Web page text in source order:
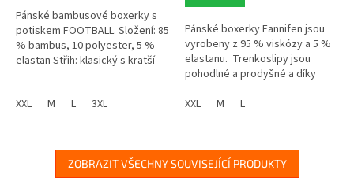
5
hvězdiček.
Pánské bambusové boxerky s
potiskem FOOTBALL. Složení: 85
% bambus, 10 polyester, 5 %
elastan Střih: klasický s kratší
XXL
M L 3XL
Pánské boxerky Fannifen jsou
vyrobeny z 95 % viskózy a 5 %
elastanu. Trenkoslipy jsou
pohodlné a prodyšné a díky
každodenní nošení.
XXL M L
ZOBRAZIT VŠECHNY SOUVISEJÍCÍ PRODUKTY